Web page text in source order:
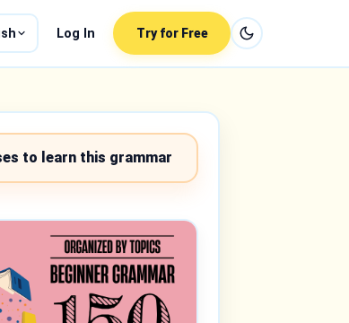
Log In Try for Free
to learn this grammar